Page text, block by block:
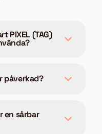
PIXEL (TAG)
påverkad?
en sårbar